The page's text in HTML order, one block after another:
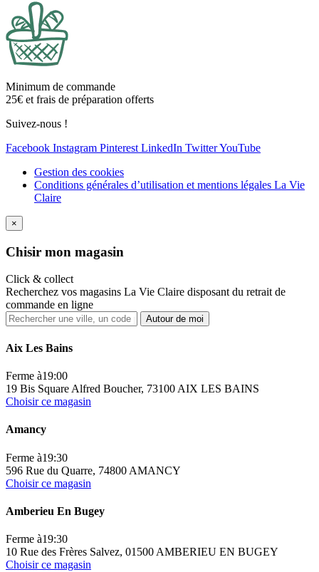
Minimum de commande
25€ et frais de préparation offerts
Suivez-nous !
Facebook Instagram Pinterest LinkedIn TwitterYouTube
Gestion des cookies
Conditions générales d’utilisation et mentions légales La Vie
Claire
×
Chisir mon magasin
Click & collect
Recherchez vos magasins La Vie Claire disposant du retrait de
commande en ligne
Autour de moi
Aix Les Bains
Ferme à19:00
19 Bis Square Alfred Boucher, 73100 AIX LES BAINS
Choisir ce magasin
Amancy
Ferme à19:30
596 Rue du Quarre, 74800 AMANCY
Choisir ce magasin
Amberieu En Bugey
Ferme à19:30
10 Rue des Frères Salvez, 01500 AMBERIEU EN BUGEY
Choisir ce magasin